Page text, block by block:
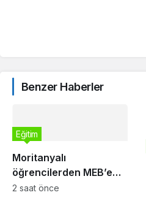
Benzer Haberler
Moritanyalı
öğrencilerden MEB’e
ziyaret
Eğitim
2 saat önce